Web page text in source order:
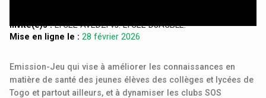
Invité(e)s :LYCÉE AVÉDZI vs. LYCÉE DJAGBLÉ.
Mise en ligne le : 28 février 2026
Emission-Jeu qui vise à améliorer les connaissances en
matière de santé des jeunes élèves des collèges et lycées de
Togo et partout ailleurs, et à dynamiser les clubs SOS